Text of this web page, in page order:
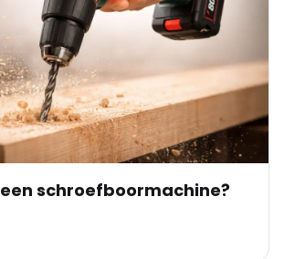
een schroefboormachine?